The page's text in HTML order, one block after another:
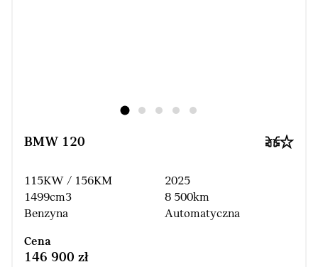
BMW 120
115KW / 156KM
1499cm3
Benzyna
2025
8 500km
Automatyczna
Cena
146 900 zł